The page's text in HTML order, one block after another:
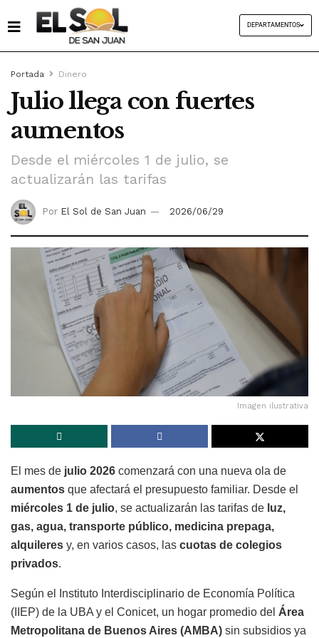
DEPARTAMENTOS
Portada Dinero
Julio llega con fuertes
aumentos
Desde el miércoles 1 de julio, se
actualizarán las tarifas
Por El Sol de San Juan 2026/06/29
Imagen ilustrativa
El mes de julio 2026 comenzará con una nueva ola de
aumentos que afectará el presupuesto familiar. Desde el
miércoles 1 de julio, se actualizarán las tarifas de luz,
gas, agua, transporte público, medicina prepaga,
alquileres y, en varios casos, las cuotas de colegios
privados.
Según el Instituto Interdisciplinario de Economía Política
(IIEP) de la UBA y el Conicet, un hogar promedio del Área
Metropolitana de Buenos Aires (AMBA) sin subsidios ya